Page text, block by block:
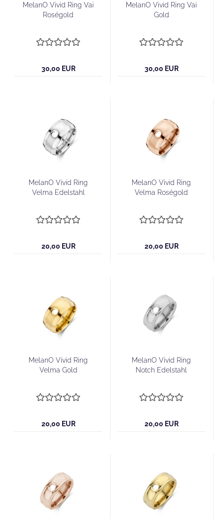
MelanO Vivid Ring Vai
Roségold
30,00 EUR
MelanO Vivid Ring Vai
Gold
30,00 EUR
MelanO Vivid Ring
Velma Edelstahl
20,00 EUR
MelanO Vivid Ring
Velma Roségold
20,00 EUR
MelanO Vivid Ring
Velma Gold
20,00 EUR
MelanO Vivid Ring
Notch Edelstahl
20,00 EUR